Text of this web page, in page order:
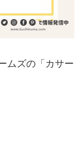
ムズ​​の「カサー